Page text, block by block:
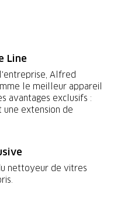
Line
Alfred
le meilleur appareil
avantages exclusifs :
une extension de
nettoyeur de vitres